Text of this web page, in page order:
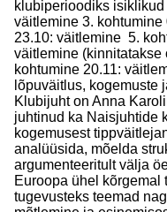
klubiperioodiks
väitlemine 3.
23.10: väitlemine 5.
väitlemine (kinnitatakse
kohtumine 20.11:
lõpuväitlus, kogemuste
Klubijuht on Anna
juhtinud ka Naisjuhtide
kogemusest
analüüsida, mõelda
argumenteeritult välja
Euroopa ühel kõrgemal
tugevusteks teemad